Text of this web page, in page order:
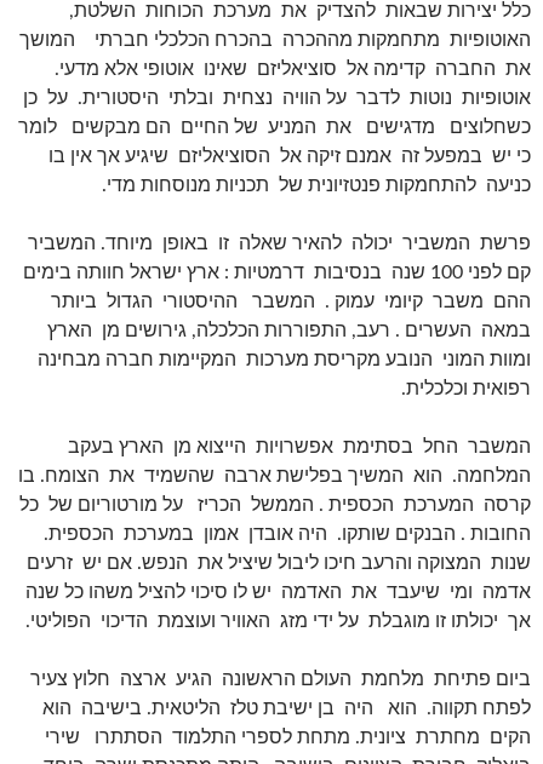
כלל יצירות שבאות להצדיק את מערכת הכוחות השלטת,
האוטופיות מתחמקות מההכרה בהכרח הכלכלי חברתי המושך
את החברה קדימה אל סוציאליזם שאינו אוטופי אלא מדעי.
אוטופיות נוטות לדבר על הוויה נצחית ובלתי היסטורית. על כן
כשחלוצים מדגישים את המניע של החיים הם מבקשים לומר
כי יש במפעל זה אמנם זיקה אל הסוציאליזם שיגיע אך אין בו
כניעה להתחמקות פנטזיונית של תכניות מנוסחות מדי.
פרשת המשביר יכולה להאיר שאלה זו באופן מיוחד. המשביר
קם לפני 100 שנה בנסיבות דרמטיות : ארץ ישראל חוותה בימים
ההם משבר קיומי עמוק . המשבר ההיסטורי הגדול ביותר
במאה העשרים . רעב, התפוררות הכלכלה, גירושים מן הארץ
ומוות המוני הנובע מקריסת מערכות המקיימות חברה מבחינה
רפואית וכלכלית.
המשבר החל בסתימת אפשרויות הייצוא מן הארץ בעקב
המלחמה. הוא המשיך בפלישת ארבה שהשמיד את הצומח. בו
קרסה המערכת הכספית . הממשל הכריז על מורטוריום של כל
החובות . הבנקים שותקו. היה אובדן אמון במערכת הכספית.
שנות המצוקה והרעב חיכו ליבול שיציל את הנפש. אם יש זרעים
אדמה ומי שיעבד את האדמה יש לו סיכוי להציל משהו כל שנה
אך יכולתו זו מוגבלת על ידי מזג האוויר ועוצמת הדיכוי הפוליטי.
ביום פתיחת מלחמת העולם הראשונה הגיע ארצה חלוץ צעיר
לפתח תקווה. הוא היה בן ישיבת טלז הליטאית. בישיבה הוא
הקים מחתרת ציונית. מתחת לספרי התלמוד הסתתרו שירי